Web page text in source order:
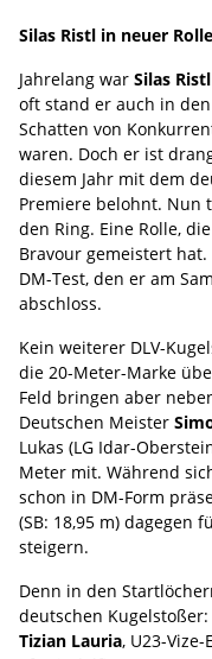
Silas Ristl in neuer Rolle
Jahrelang war Silas Ristl
oft stand er auch in
Schatten von
waren. Doch er ist
diesem Jahr mit dem
Premiere belohnt. Nun
den Ring. Eine Rolle,
Bravour gemeistert
DM-Test, den er am
abschloss.
Kein weiterer DLV-
die 20-Meter-Marke
Feld bringen aber
Deutschen Meister
Lukas (LG Idar-
Meter mit. Während
schon in DM-Form
(SB: 18,95 m) dagegen
steigern.
Denn in den
deutschen
Tizian Lauria, U23-